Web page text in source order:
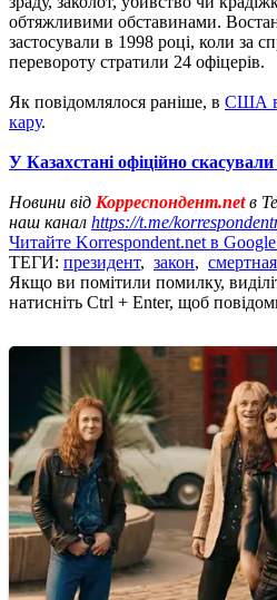
обтяжливими обставинами.
застосували в 1998 році, коли за
перевороту стратили 24 офіцерів.
Як повідомлялося раніше, в США
кару.
У Казахстані офіційно
Новини від Корреспондент.netв
наш канал https://t.me/
Читайте Korrespondent.net в
ТЕГИ: президент, закон,
Якщо ви помітили помилку,
натисніть Ctrl + Enter, щоб